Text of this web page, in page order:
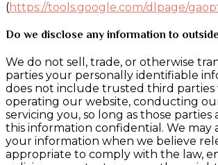
(https://tools.google.com/dlpage/
Do we disclose any information to
We do not sell, trade, or otherwise
parties your personally identifiable
does not include trusted third parties
operating our website, conducting
servicing you, so long as those parties
this information confidential. We may
your information when we believe
appropriate to comply with the law,